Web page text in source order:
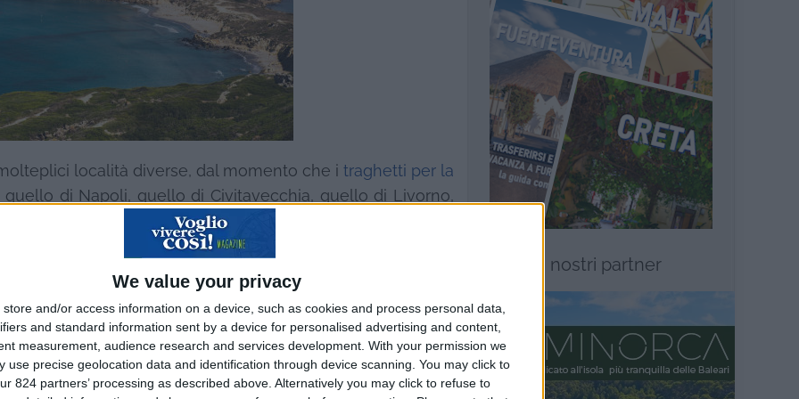
We value your privacy
store and/or access information on a device, such as cookies and process personal data,
and standard information sent by a device for personalised advertising and content,
measurement, audience research and services development. With your permission we
use precise geolocation data and identification through device scanning. You may click to
824 partners’ processing as described above. Alternatively you may click to refuse to
località diverse, dal momento che i traghetti per la
di Napoli, quello di Civitavecchia, quello di Livorno,
estere quali Marsiglia, Barcellona, ed anche dalla
collegamenti in traghetto sono numerose, di
la soluzione più adatta al proprio caso, sia a livello di
di turismo le possibilità sono floride, dunque, ma bisogna
il turismo di queste zone: il turismo, infatti, è
dunque i mesi in cui il lavoro è cospicuo non sono più
I nostri partner